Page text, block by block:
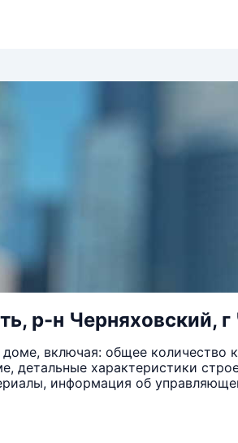
р-н Черняховский, г
включая: общее количество
детальные характеристики
информация об